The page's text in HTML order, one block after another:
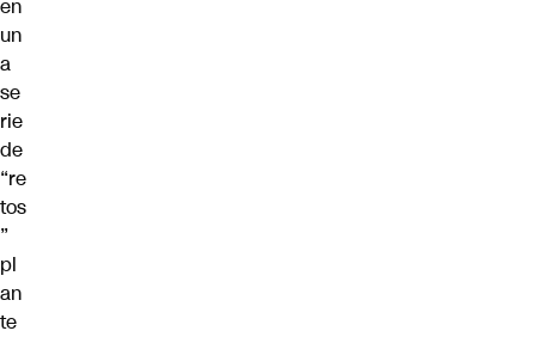
en
un
a
se
rie
de
“re
tos
”
pl
an
te